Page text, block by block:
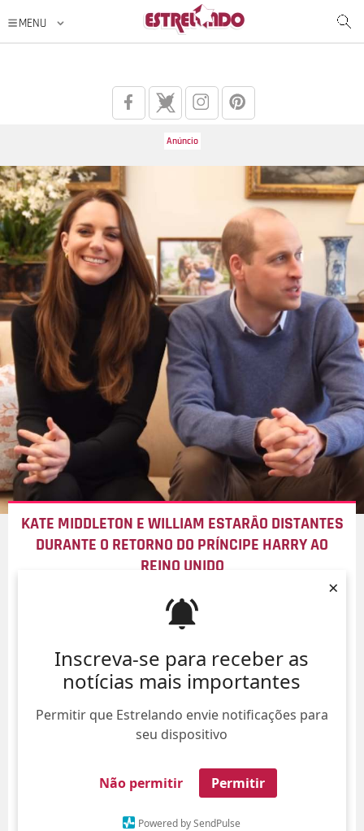
Inscreva-se para receber as
notícias mais importantes
Permitir que Estrelando envie notificações para
seu dispositivo
Não permitir Permitir
Powered by SendPulse
×
KATE MIDDLETON E WILLIAM ESTARÃO DISTANTES
DURANTE O RETORNO DO PRÍNCIPE HARRY AO
REINO UNIDO